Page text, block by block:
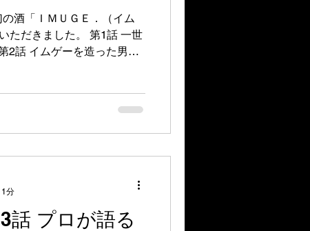
酒「ＩＭＵＧＥ．（イム
ただきました。 第1話 一世
2話 イムゲーを造った男た
話 プロが語る
1分